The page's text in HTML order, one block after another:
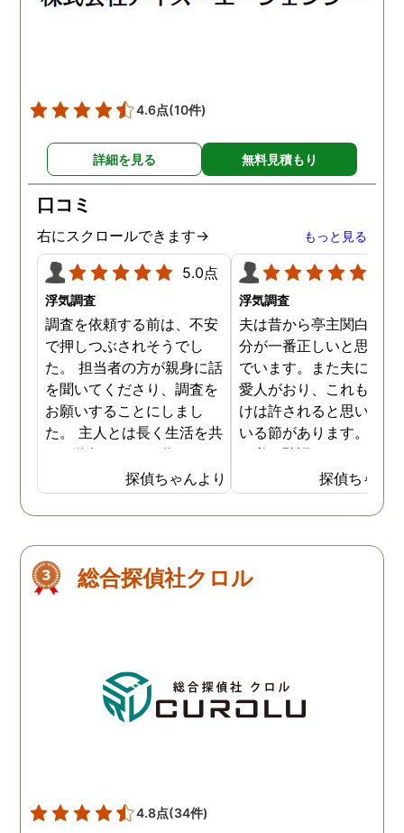
4.6点(10件)
詳細を見る 無料見積もり
口コミ
右にスクロールできます→ もっと見る
5.0点
浮気調査
調査を依頼する前は、不安
で押しつぶされそうでし
た。 担当者の方が親身に話
を聞いてくださり、調査を
お願いすることにしまし
た。 主人とは長く生活を共
にし信頼していた分、とて
も悔しい結果となってしま
い残念です。 子ども達の
為、私自身の為にも結果を
決断しました。 私一人では
解決できなかったので、協
探偵ちゃんより
浮気調査
夫は昔から亭主関白で、
分が一番正しいと思い込
でいます。また夫には長
愛人がおり、これも自分
けは許されると思い込ん
いる節があります。もち
ん私が黙認しているだけ
で、良しとしているわけ
はありません。しかし最
では私にも知恵がつき、
した。定期的に探偵にも
頼をしており、これで夫
夫を黙らせるには最も有
的な方法だと信じていま
探偵ちゃん
総合探偵社クロル
4.8点(34件)